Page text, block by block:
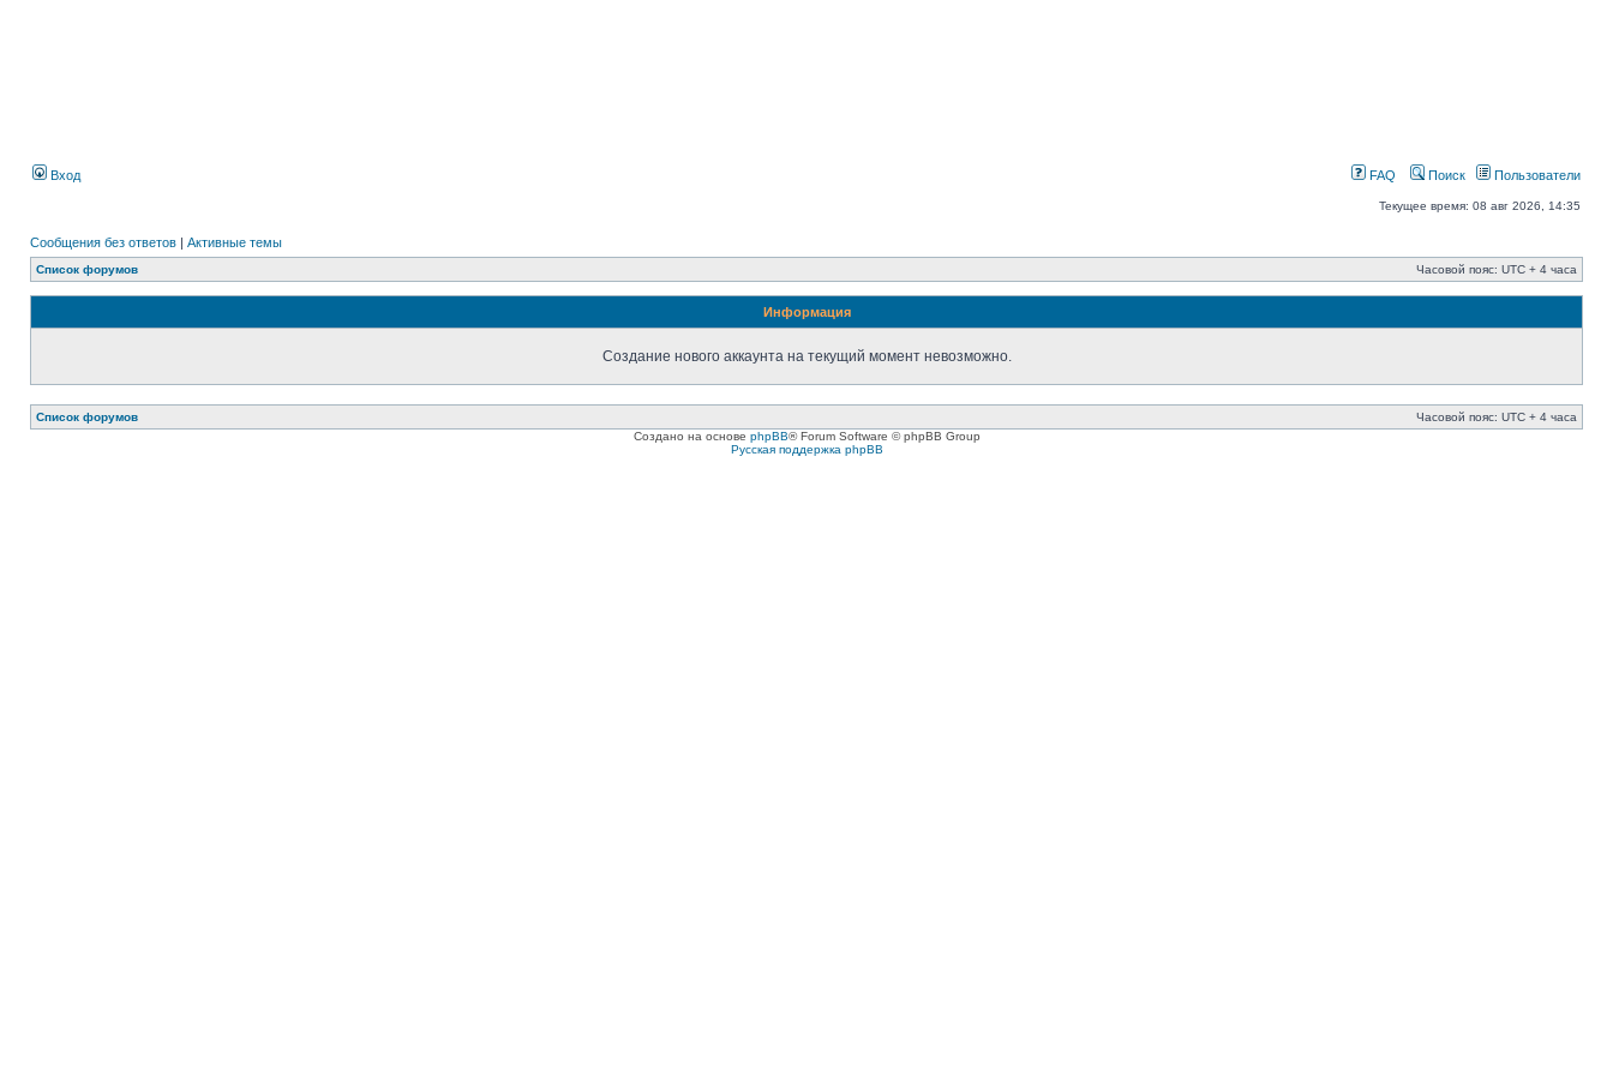
Вход FAQ Поиск Пользователи
Текущее время: 08 авг 2026, 14:35
Сообщения без ответов | Активные темы
Список форумов Часовой пояс: UTC + 4 часа
Информация
Создание нового аккаунта на текущий момент невозможно.
Список форумов
Часовой пояс: UTC + 4 часа
Создано на основе phpBB® Forum Software © phpBB Group
Русская поддержка phpBB